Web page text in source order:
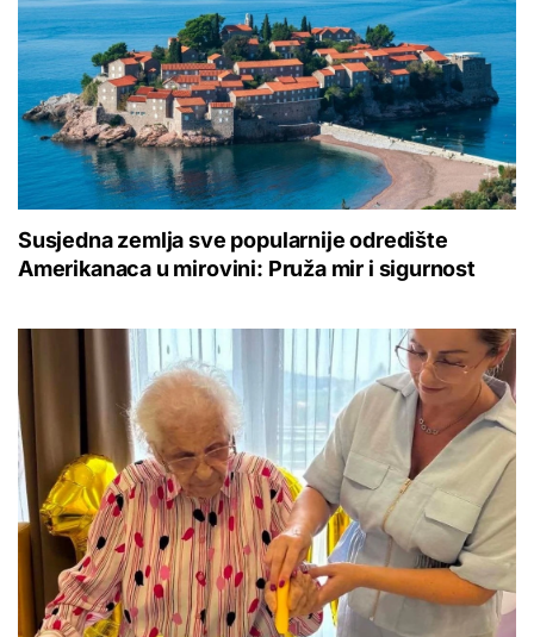
Susjedna zemlja sve popularnije odredište
Amerikanaca u mirovini: Pruža mir i sigurnost